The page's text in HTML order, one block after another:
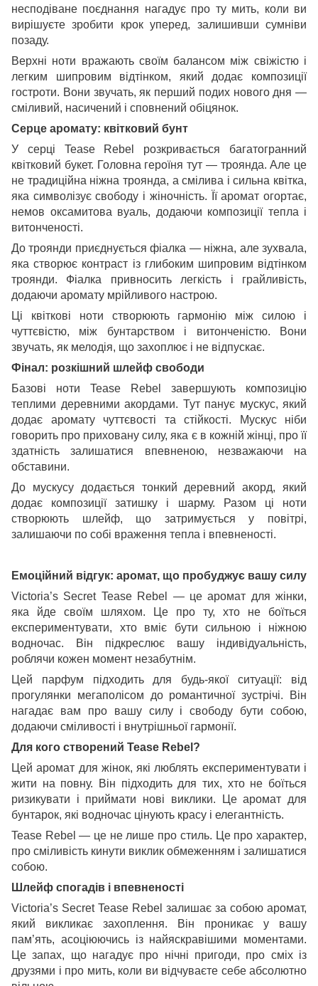
несподіване поєднання нагадує про ту мить, коли ви
вирішуєте зробити крок уперед, залишивши сумніви
позаду.
Верхні ноти вражають своїм балансом між свіжістю і
легким шипровим відтінком, який додає композиції
гостроти. Вони звучать, як перший подих нового дня —
сміливий, насичений і сповнений обіцянок.
Серце аромату: квітковий бунт
У серці Tease Rebel розкривається багатогранний
квітковий букет. Головна героїня тут — троянда. Але це
не традиційна ніжна троянда, а смілива і сильна квітка,
яка символізує свободу і жіночність. Її аромат огортає,
немов оксамитова вуаль, додаючи композиції тепла і
витонченості.
До троянди приєднується фіалка — ніжна, але зухвала,
яка створює контраст із глибоким шипровим відтінком
троянди. Фіалка привносить легкість і грайливість,
додаючи аромату мрійливого настрою.
Ці квіткові ноти створюють гармонію між силою і
чуттєвістю, між бунтарством і витонченістю. Вони
звучать, як мелодія, що захоплює і не відпускає.
Фінал: розкішний шлейф свободи
Базові ноти Tease Rebel завершують композицію
теплими деревними акордами. Тут панує мускус, який
додає аромату чуттєвості та стійкості. Мускус ніби
говорить про приховану силу, яка є в кожній жінці, про її
здатність залишатися впевненою, незважаючи на
обставини.
До мускусу додається тонкий деревний акорд, який
додає композиції затишку і шарму. Разом ці ноти
створюють шлейф, що затримується у повітрі,
залишаючи по собі враження тепла і впевненості.
Емоційний відгук: аромат, що пробуджує вашу силу
Victoria’s Secret Tease Rebel — це аромат для жінки,
яка йде своїм шляхом. Це про ту, хто не боїться
експериментувати, хто вміє бути сильною і ніжною
водночас. Він підкреслює вашу індивідуальність,
роблячи кожен момент незабутнім.
Цей парфум підходить для будь-якої ситуації: від
прогулянки мегаполісом до романтичної зустрічі. Він
нагадає вам про вашу силу і свободу бути собою,
додаючи сміливості і внутрішньої гармонії.
Для кого створений Tease Rebel?
Цей аромат для жінок, які люблять експериментувати і
жити на повну. Він підходить для тих, хто не боїться
ризикувати і приймати нові виклики. Це аромат для
бунтарок, які водночас цінують красу і елегантність.
Tease Rebel — це не лише про стиль. Це про характер,
про сміливість кинути виклик обмеженням і залишатися
собою.
Шлейф спогадів і впевненості
Victoria’s Secret Tease Rebel залишає за собою аромат,
який викликає захоплення. Він проникає у вашу
пам’ять, асоціюючись із найяскравішими моментами.
Це запах, що нагадує про нічні пригоди, про сміх із
друзями і про мить, коли ви відчуваєте себе абсолютно